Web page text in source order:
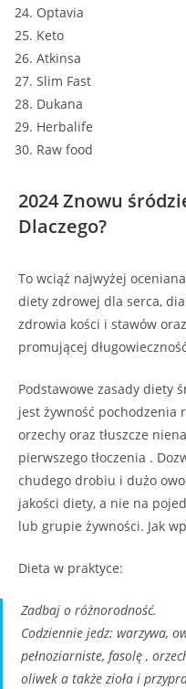
Optavia
Keto
Atkinsa
Slim Fast
Dukana
Herbalife
Raw food
2024 Znowu
Dlaczego?
To wciąż najwyżej
diety zdrowej dla serca,
zdrowia kości i stawów
promującej
Podstawowe zasady diety
jest żywność pochodzenia
orzechy oraz tłuszcze
pierwszego tłoczenia .
chudego drobiu i dużo
jakości diety, a nie na
lub grupie żywności. Jak
Dieta w praktyce:
Zadbaj o różnorodność.
Codziennie jedz: warzywa,
pełnoziarniste, fasolę ,
oliwek a także zioła i